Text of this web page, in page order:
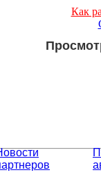
Как